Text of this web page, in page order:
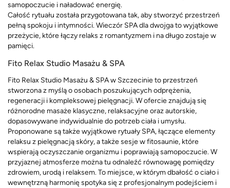
samopoczucie i naładować energię.
Całość rytuału została przygotowana tak, aby stworzyć przestrzeń
pełną spokoju i intymności. Wieczór SPA dla dwojga to wyjątkowe
przeżycie, które łączy relaks z romantyzmem i na długo zostaje w
pamięci.
Fito Relax Studio Masażu & SPA
Fito Relax Studio Masażu & SPA w Szczecinie to przestrzeń
stworzona z myślą o osobach poszukujących odprężenia,
regeneracji i kompleksowej pielęgnacji. W ofercie znajdują się
różnorodne masaże klasyczne, relaksacyjne oraz autorskie,
dopasowywane indywidualnie do potrzeb ciała i umysłu.
Proponowane są także wyjątkowe rytuały SPA, łączące elementy
relaksu z pielęgnacją skóry, a także sesje w fitosaunie, które
wspierają oczyszczanie organizmu i poprawiają samopoczucie. W
przyjaznej atmosferze można tu odnaleźć równowagę pomiędzy
zdrowiem, urodą i relaksem. To miejsce, w którym dbałość o ciało i
wewnętrzną harmonię spotyka się z profesjonalnym podejściem i